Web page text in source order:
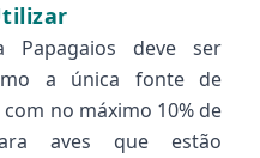
Papagaios deve ser
a única fonte de
no máximo 10% de
aves que estão